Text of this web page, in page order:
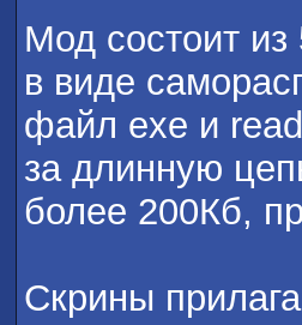
Мод состоит из
в виде
файл exe и
за длинную
более 200Кб,
Скрины